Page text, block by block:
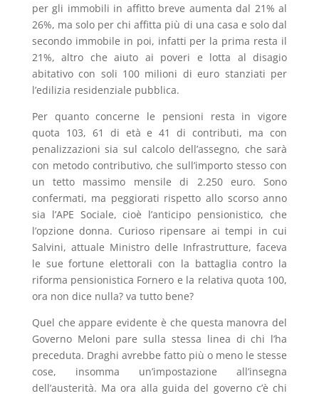
per gli immobili in affitto breve aumenta dal 21% al
26%, ma solo per chi affitta più di una casa e solo dal
secondo immobile in poi, infatti per la prima resta il
21%, altro che aiuto ai poveri e lotta al disagio
abitativo con soli 100 milioni di euro stanziati per
l’edilizia residenziale pubblica.
Per quanto concerne le pensioni resta in vigore
quota 103, 61 di età e 41 di contributi, ma con
penalizzazioni sia sul calcolo dell’assegno, che sarà
con metodo contributivo, che sull’importo stesso con
un tetto massimo mensile di 2.250 euro. Sono
confermati, ma peggiorati rispetto allo scorso anno
sia l’APE Sociale, cioè l’anticipo pensionistico, che
l’opzione donna. Curioso ripensare ai tempi in cui
Salvini, attuale Ministro delle Infrastrutture, faceva
le sue fortune elettorali con la battaglia contro la
riforma pensionistica Fornero e la relativa quota 100,
ora non dice nulla? va tutto bene?
Quel che appare evidente è che questa manovra del
Governo Meloni pare sulla stessa linea di chi l’ha
preceduta. Draghi avrebbe fatto più o meno le stesse
cose, insomma un’impostazione all’insegna
dell’austerità. Ma ora alla guida del governo c’è chi